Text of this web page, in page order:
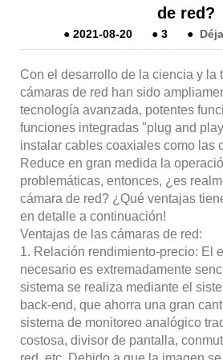
de red?
● 2021-08-20 ● 3 ●
Con el desarrollo de la ciencia y la
cámaras de red han sido
tecnología avanzada, potentes
funciones integradas "plug and
instalar cables coaxiales como las
Reduce en gran medida la
problemáticas, entonces, ¿es
cámara de red? ¿Qué ventajas
en detalle a continuación!
Ventajas de las cámaras de red:
1. Relación rendimiento-precio: El
necesario es extremadamente
sistema se realiza mediante el
back-end, que ahorra una gran
sistema de monitoreo analógico
costosa, divisor de pantalla,